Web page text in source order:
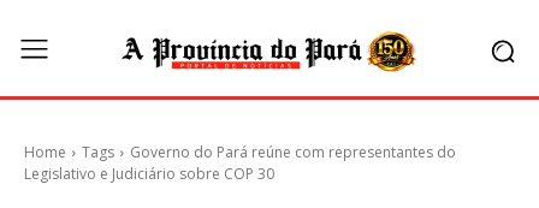
Home Tags
Governo do Pará reúne com representantes do
Legislativo e Judiciário sobre COP 30